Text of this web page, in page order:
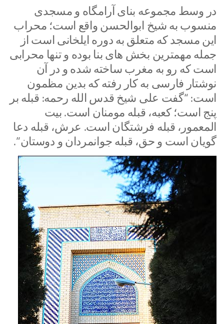
در وسط مجموعه بنای آرامگاه و مسجدی
منسوب به شیخ ابوالحسن واقع است؛ محراب
این مسجد که متعلق به دوره ایلخانی است از
جمله مهمترین بخش های بنا بوده و تنها محرابی
است که رو به مغرب ساخته شده و در آن
نوشتار فارسی به کار رفته که بدین مظمون
است: “گفت علی شیخ قدس الله رحمه: قبله بر
پنج است؛ کعبه، قبله مومنان است. بیت
المعمور، قبله فرشتگان است. عرش، قبله دعا
گویان است و حق، قبله جوانمردان و دوستان”.